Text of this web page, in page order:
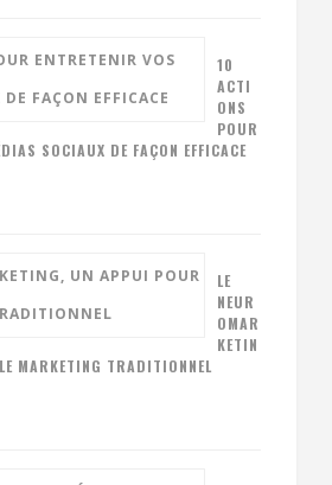
10
ACTI
ONS
POUR
SOCIAUX DE FAÇON EFFICACE
LE
NEUR
OMAR
KETIN
MARKETING TRADITIONNEL